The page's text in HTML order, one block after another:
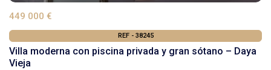
449 000 €
REF - 38245
Villa moderna con piscina privada y gran sótano – Daya
Vieja